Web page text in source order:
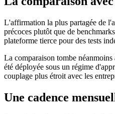
L'affirmation la plus partagée de
précoces plutôt que de
plateforme tierce pour des tests
La comparaison tombe
été déployée sous un régime
couplage plus étroit avec les
Une cadence